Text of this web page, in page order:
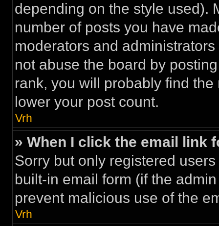
depending on the style used).
number of posts you have
moderators and
not abuse the board by
rank, you will probably find
lower your post count.
Vrh
» When I click the email link
Sorry but only registered
built-in email form (if the
prevent malicious use of the
Vrh